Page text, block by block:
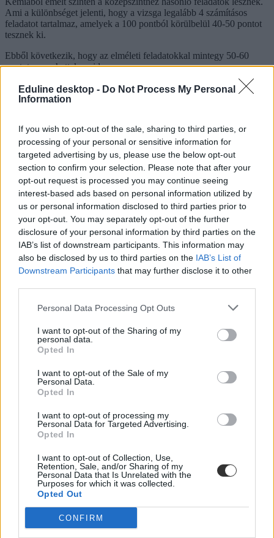
Eduline desktop - Do Not Process My Personal
Information
If you wish to opt-out of the sale, sharing to third parties, or
processing of your personal or sensitive information for
targeted advertising by us, please use the below opt-out
section to confirm your selection. Please note that after your
opt-out request is processed you may continue seeing
interest-based ads based on personal information utilized by
us or personal information disclosed to third parties prior to
your opt-out. You may separately opt-out of the further
disclosure of your personal information by third parties on the
IAB’s list of downstream participants. This information may
also be disclosed by us to third parties on the IAB’s List of
Downstream Participants that may further disclose it to other
Personal Data Processing Opt Outs
I want to opt-out of the Sharing of my
personal data.
Opted In
I want to opt-out of the Sale of my
Personal Data.
Opted In
I want to opt-out of processing my
Personal Data for Targeted Advertising.
Opted In
I want to opt-out of Collection, Use,
Retention, Sale, and/or Sharing of my
Personal Data that Is Unrelated with the
Purposes for which it was collected.
Opted Out
CONFIRM
Ami a különbséget jelenti, hogy a vizsga legalább 4 számításos
feladatot tartalmaz, amelyek a 100 pontból körülbelül 40-50 pontot
tesznek ki.
Ebből következik, hogy az elméleti feladatokkal mintegy 50-60
pontot szerezhettek majd.
Az elméleti feladatok a következők lehetnek emelt szinten:
Elemző feladatok
Esettanulmány
Milyen segédeszközöket használhattok az írásbelin?
A kémiaérettségin mind közép, mind pedig emelt szinten a
függvénytáblázatot és a periódusos rendszert vehetitek elő, a
számításoknál pedig szöveges adatok tárolására és megjelenítésére
nem alkalmas számológépet használhattok.